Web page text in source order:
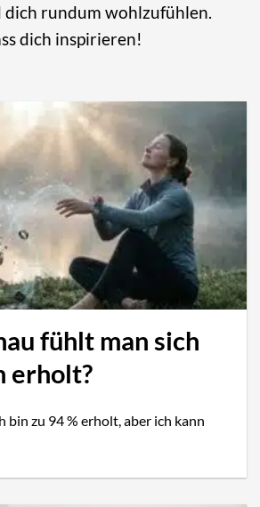
rundum wohlzufühlen.
dich inspirieren!
fühlt man sich
erholt?
bin zu 94 % erholt, aber ich kann